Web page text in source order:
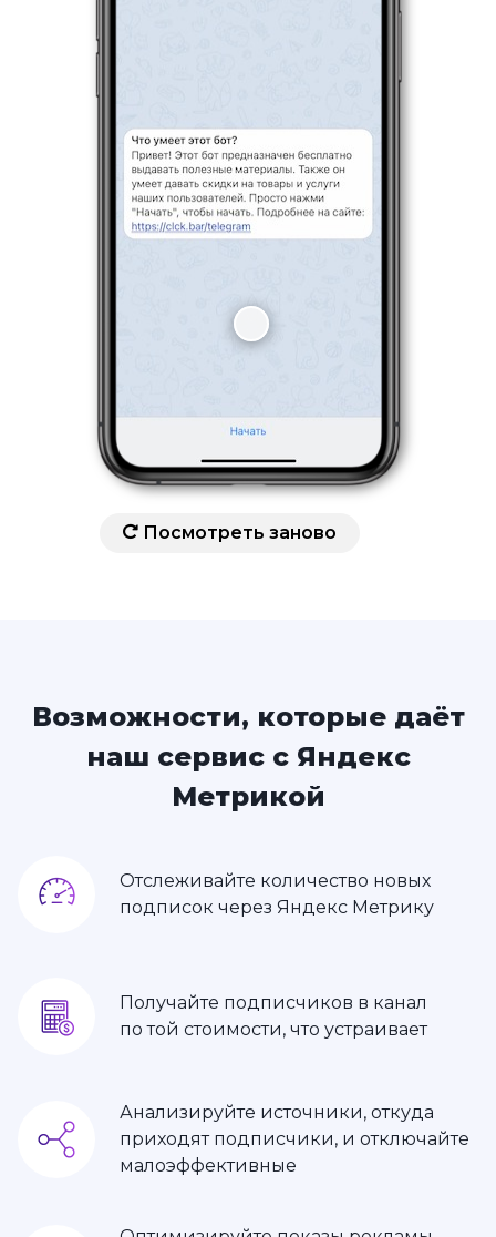
Посмотреть заново
Возможности, которые даёт
наш сервис с Яндекс
Метрикой
Отслеживайте количество новых
подписок через Яндекс Метрику
Получайте подписчиков в канал
по той стоимости, что устраивает
Анализируйте источники, откуда
приходят подписчики, и отключайте
малоэффективные